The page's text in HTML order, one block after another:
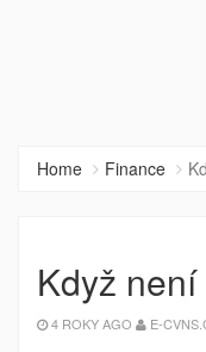
Home Finance
Když
4 ROKY AGO E-